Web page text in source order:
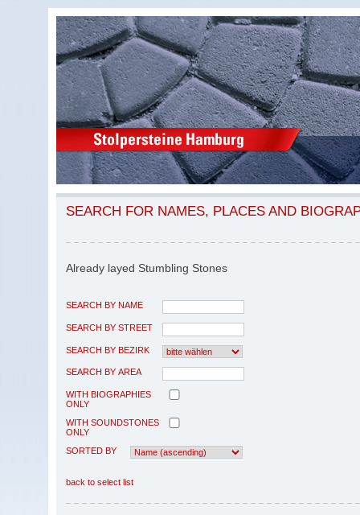
SEARCH FOR NAMES, PLACES AND
Already layed Stumbling Stones
SEARCH BY NAME
SEARCH BY STREET
SEARCH BY BEZIRK
SEARCH BY AREA
WITH BIOGRAPHIES
ONLY
WITH SOUNDSTONES
ONLY
SORTED BY
back to select list